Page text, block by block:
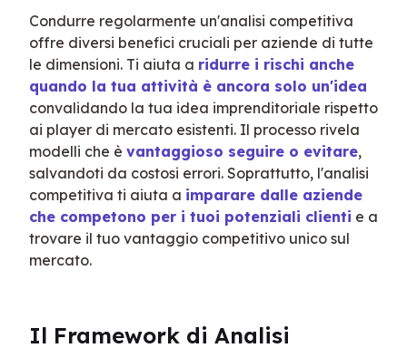
Condurre regolarmente un'analisi competitiva
offre diversi benefici cruciali per aziende di tutte
le dimensioni. Ti aiuta a ridurre i rischi anche
quando la tua attività è ancora solo un'idea
convalidando la tua idea imprenditoriale rispetto
ai player di mercato esistenti. Il processo rivela
modelli che è vantaggioso seguire o evitare,
salvandoti da costosi errori. Soprattutto, l'analisi
competitiva ti aiuta a imparare dalle aziende
che competono per i tuoi potenziali clienti e a
trovare il tuo vantaggio competitivo unico sul
mercato.
Il Framework di Analisi